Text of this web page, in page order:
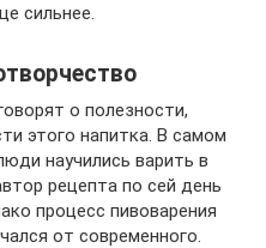
сильнее.
о полезности,
этого напитка. В самом
научились варить в
рецепта по сей день
процесс пивоварения
от современного.